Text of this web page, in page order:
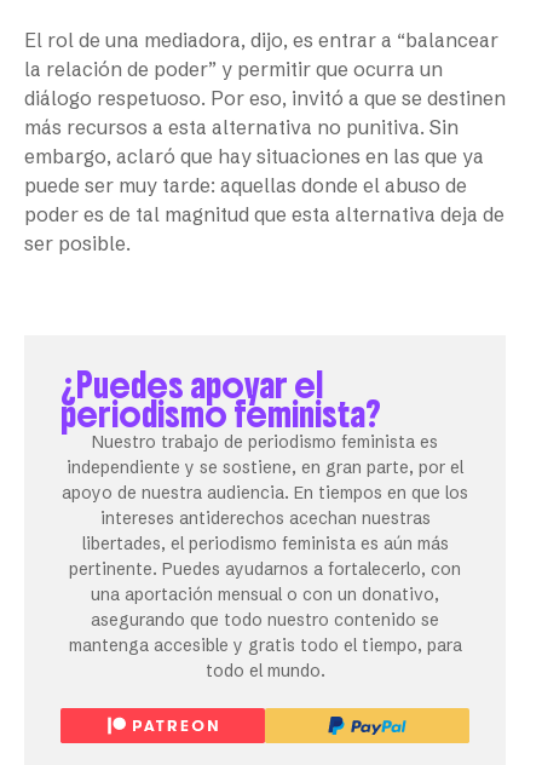
El rol de una mediadora, dijo, es entrar a “balancear
la relación de poder” y permitir que ocurra un
diálogo respetuoso. Por eso, invitó a que se destinen
más recursos a esta alternativa no punitiva. Sin
embargo, aclaró que hay situaciones en las que ya
puede ser muy tarde: aquellas donde el abuso de
poder es de tal magnitud que esta alternativa deja de
ser posible.
¿Puedes apoyar el
periodismo feminista?
Nuestro trabajo de periodismo feminista es
independiente y se sostiene, en gran parte, por el
apoyo de nuestra audiencia. En tiempos en que los
intereses antiderechos acechan nuestras
libertades, el periodismo feminista es aún más
pertinente. Puedes ayudarnos a fortalecerlo, con
una aportación mensual o con un donativo,
asegurando que todo nuestro contenido se
mantenga accesible y gratis todo el tiempo, para
todo el mundo.